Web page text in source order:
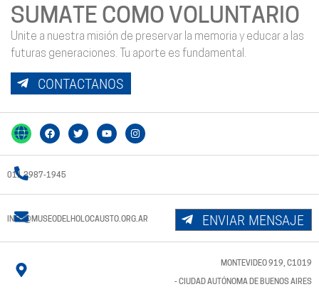
SUMATE COMO VOLUNTARIO
Unite a nuestra misión de preservar la memoria y educar a las
futuras generaciones. Tu aporte es fundamental.
CONTACTANOS
011 3987-1945
INFO@MUSEODELHOLOCAUSTO.ORG.AR ENVIAR MENSAJE
MONTEVIDEO 919, C1019
- CIUDAD AUTÓNOMA DE BUENOS AIRES